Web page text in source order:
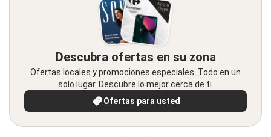
Descubra ofertas en su zona
Ofertas locales y promociones especiales. Todo en un
solo lugar. Descubre lo mejor cerca de ti.
Ofertas para usted